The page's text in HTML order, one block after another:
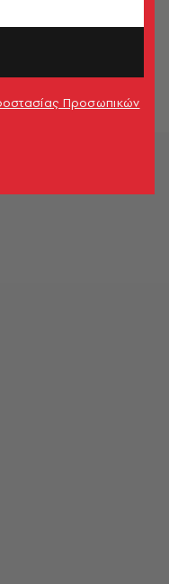
Καλαμάτα:
μέσα σε στάβλο
Προσωπικών